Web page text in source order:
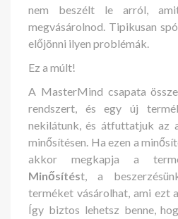
nem beszélt le arról,
megvásárolnod. Tipikusan
előjönni ilyen problémák.
Ez a múlt!
A MasterMind csapata
rendszert, és egy új
nekilátunk, és átfuttatjuk az
minősítésen. Ha ezen a
akkor megkapja a
Minősítést, a
terméket vásárolhat, ami ezt
Így biztos lehetsz benne,